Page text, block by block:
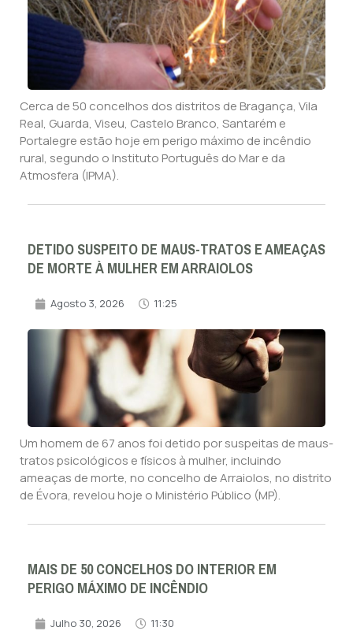
Cerca de 50 concelhos dos distritos de Bragança, Vila
Real, Guarda, Viseu, Castelo Branco, Santarém e
Portalegre estão hoje em perigo máximo de incêndio
rural, segundo o Instituto Português do Mar e da
Atmosfera (IPMA).
DETIDO SUSPEITO DE MAUS-TRATOS E AMEAÇAS
DE MORTE À MULHER EM ARRAIOLOS
Agosto 3, 2026 11:25
Um homem de 67 anos foi detido por suspeitas de maus-
tratos psicológicos e físicos à mulher, incluindo
ameaças de morte, no concelho de Arraiolos, no distrito
de Évora, revelou hoje o Ministério Público (MP).
MAIS DE 50 CONCELHOS DO INTERIOR EM
PERIGO MÁXIMO DE INCÊNDIO
Julho 30, 2026 11:30